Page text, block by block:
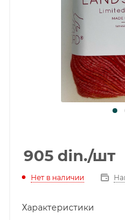
905 din./шт
Нет в наличии
Характеристики